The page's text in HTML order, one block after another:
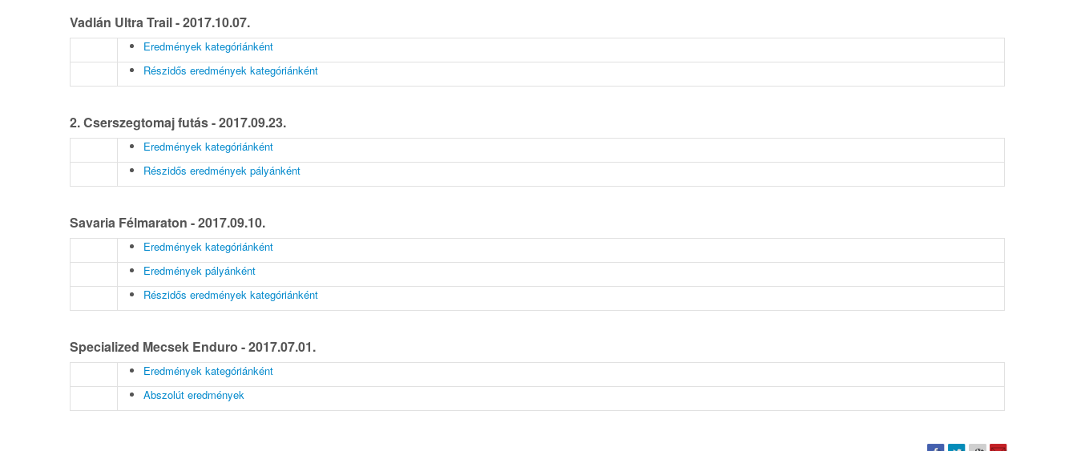
Vadlán Ultra Trail - 2017.10.07.
Eredmények kategóriánként
Részidős eredmények kategóriánként
2. Cserszegtomaj futás - 2017.09.23.
Eredmények kategóriánként
Részidős eredmények pályánként
Savaria Félmaraton - 2017.09.10.
Eredmények kategóriánként
Eredmények pályánként
Részidős eredmények kategóriánként
Specialized Mecsek Enduro - 2017.07.01.
Eredmények kategóriánként
Abszolút eredmények